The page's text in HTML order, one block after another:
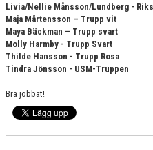
Livia/Nellie Månsson/Lundberg -
Maja Mårtensson – Trupp vit
Maya Bäckman – Trupp svart
Molly Harmby - Trupp Svart
Thilde Hansson - Trupp Rosa
Tindra Jönsson - USM-Truppen
Bra jobbat!